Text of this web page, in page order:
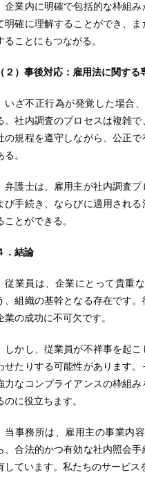
企業内に明確で包括的な枠組み
明確に理解することができ、
ることにもつながる。
（２）事後対応：雇用法に関す
いざ不正行為が発覚した場合
。社内調査のプロセスは複雑
の規程を遵守しながら、公正
る。
弁護士は、雇用主が社内調査プ
び手続き、ならびに適用され
ことができる。
．結論
従業員は、企業にとって貴重
、組織の基幹となる存在です
業の成功に不可欠です。
しかし、従業員が不祥事を起こ
せたりする可能性があります
力なコンプライアンスの枠組
のに役立ちます。
当事務所は、雇用主の事業内
、合法的かつ有効な社内照会
しています。私たちのサービス